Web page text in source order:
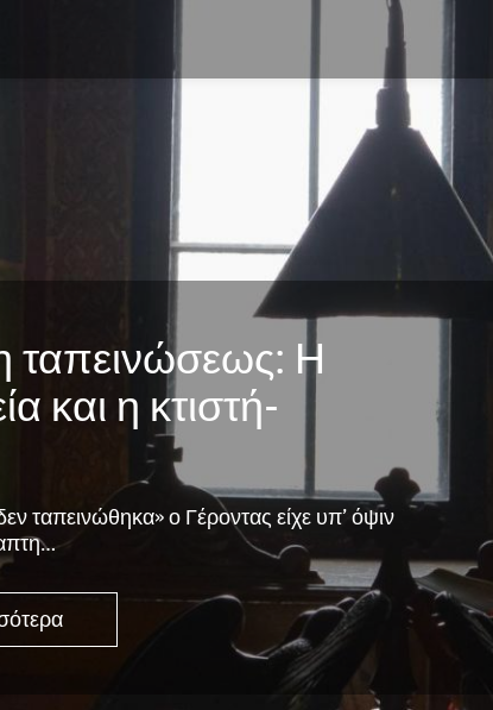
ταπεινώσεως: Η
και η κτιστή-
ταπεινώθηκα» ο Γέροντας είχε υπ’ όψιν